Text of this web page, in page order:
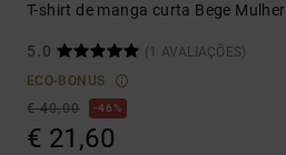
T-shirt de manga curta Bege Mulher
5.0
(1 AVALIAÇÕES)
ECO-BONUS
€ 40,00
46%
€ 21,60